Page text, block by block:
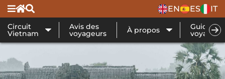
EN ES IT
Circuit
Vietnam
Avis des
voyageurs À propos Guide de
voyage